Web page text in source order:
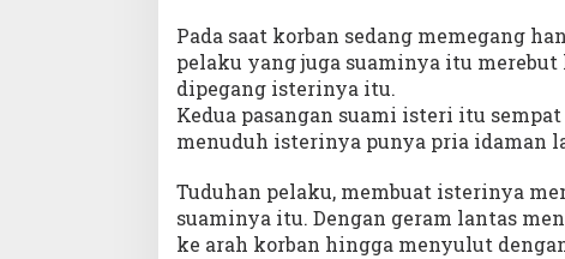
Pada saat korban sedang memegang
pelaku yang juga suaminya itu
dipegang isterinya itu.
Kedua pasangan suami isteri itu
menuduh isterinya punya pria idaman
Tuduhan pelaku, membuat isterinya
suaminya itu. Dengan geram lantas
ke arah korban hingga menyulut